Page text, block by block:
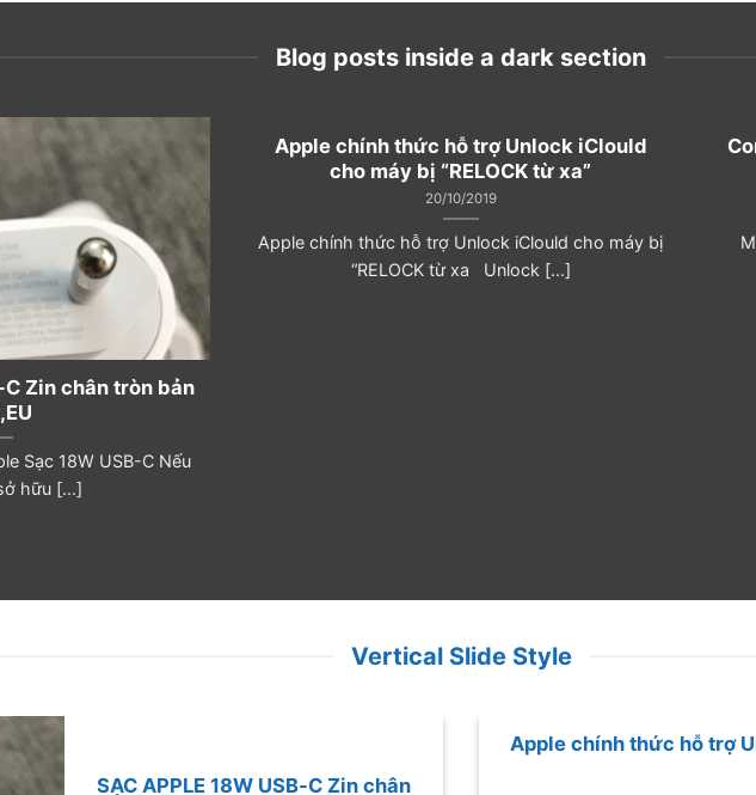
Blog posts inside a dark section
C Zin chân tròn bản
Sạc 18W USB-C Nếu
hữu [...]
Apple chính thức hỗ trợ Unlock iClould
cho máy bị “RELOCK từ xa”
20/10/2019
Apple chính thức hỗ trợ Unlock iClould cho máy bị
“RELOCK từ xa Unlock [...]
Vertical Slide Style
SẠC APPLE 18W USB-C Zin chân
Apple chính thức hỗ trợ